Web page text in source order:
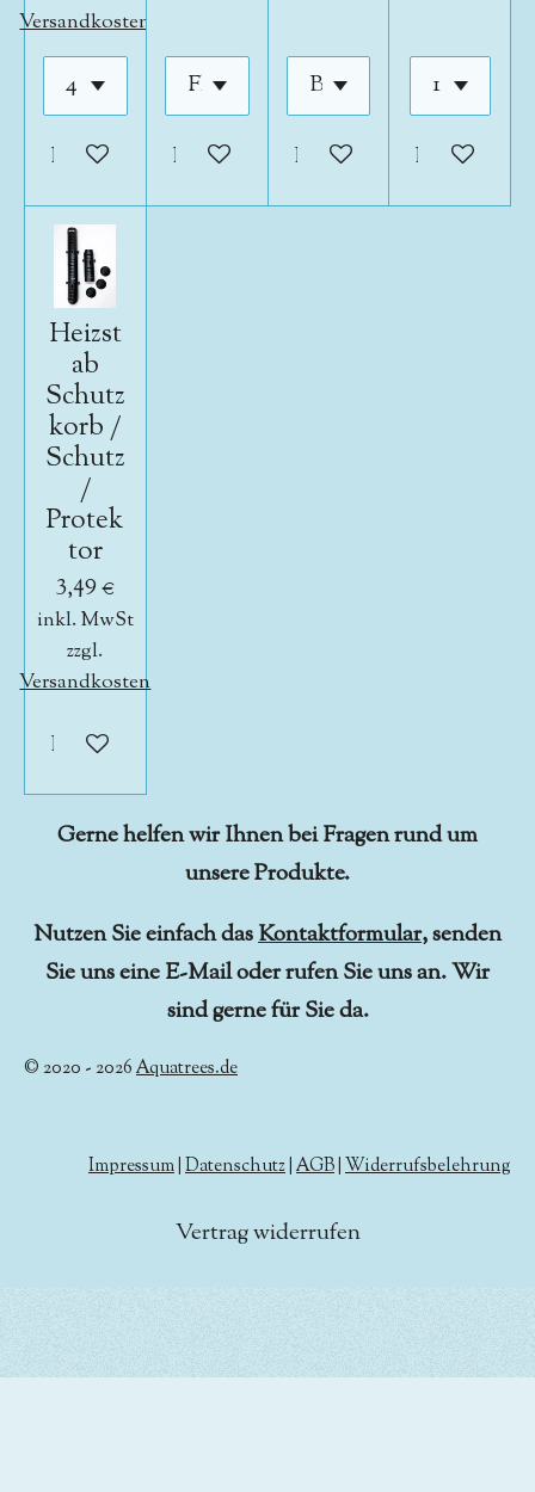
Versandkosten
In den WarenkorbIn den WarenkorbIn den Warenkorb
In den
Heizst
ab
Schutz
korb /
Schutz
/
Protek
tor
3,49 €
inkl. MwSt
zzgl.
Versandkosten
In den Warenkorb
Gerne helfen wir Ihnen bei Fragen rund um
unsere Produkte.
Nutzen Sie einfach dasKontaktformular, senden
Sie uns eine E-Mail oder rufen Sie uns an. Wir
sind gerne für Sie da.
© 2020 - 2026Aquatrees.de
Impressum Datenschutz AGB Widerrufsbelehrung
Vertrag widerrufen